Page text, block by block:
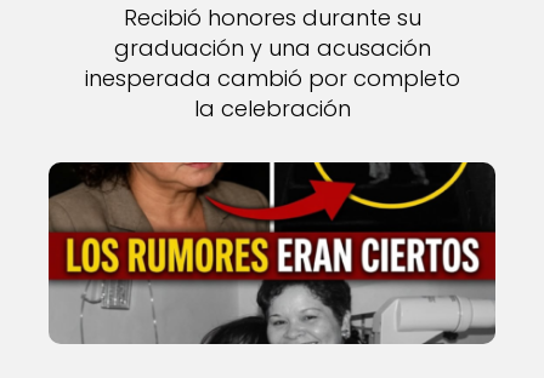
Recibió honores durante su
graduación y una acusación
inesperada cambió por completo
la celebración